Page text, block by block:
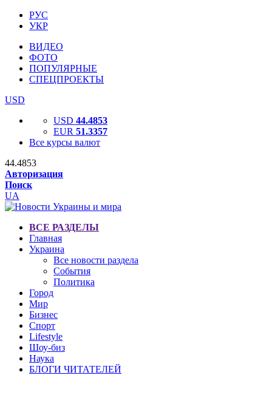
РУС
УКР
ВИДЕО
ФОТО
ПОПУЛЯРНЫЕ
СПЕЦПРОЕКТЫ
USD
USD 44.4853
EUR 51.3357
Все курсы валют
44.4853
Авторизация
Поиск
UA
ВСЕ РАЗДЕЛЫ
Главная
Украина
Все новости раздела
События
Политика
Город
Мир
Бизнес
Спорт
Lifestyle
Шоу-биз
Наука
БЛОГИ ЧИТАТЕЛЕЙ